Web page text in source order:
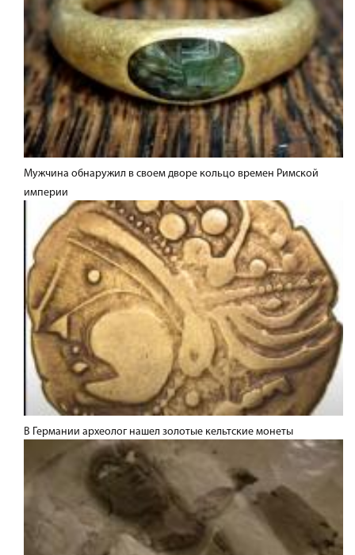
Мужчина обнаружил в своем дворе кольцо времен Римской
империи
В Германии археолог нашел золотые кельтские монеты